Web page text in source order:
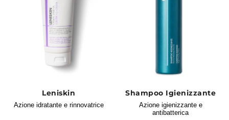
Leniskin
Azione idratante e rinnovatrice
Shampoo Igienizzante
Azione igienizzante e
antibatterica